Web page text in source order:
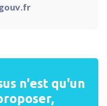
n'est qu'un